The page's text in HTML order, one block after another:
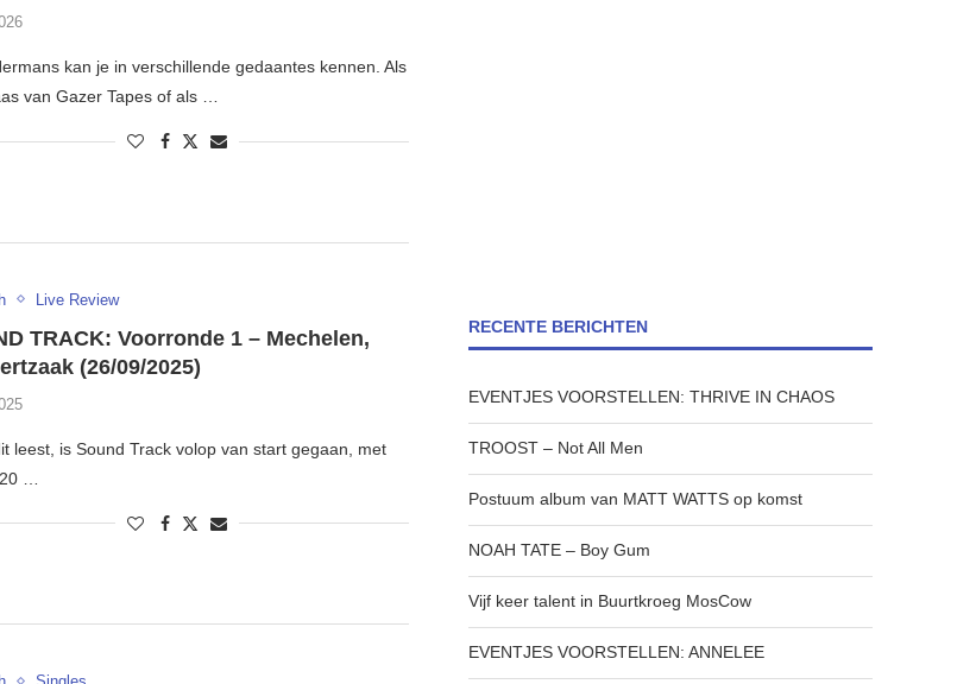
kan je in verschillende gedaantes kennen. Als
van Gazer Tapes of als …
Live Review
TRACK: Voorronde 1 – Mechelen,
(26/09/2025)
leest, is Sound Track volop van start gegaan, met
…
RECENTE BERICHTEN
EVENTJES VOORSTELLEN: THRIVE IN CHAOS
TROOST – Not All Men
Postuum album van MATT WATTS op komst
NOAH TATE – Boy Gum
Vijf keer talent in Buurtkroeg MosCow
EVENTJES VOORSTELLEN: ANNELEE